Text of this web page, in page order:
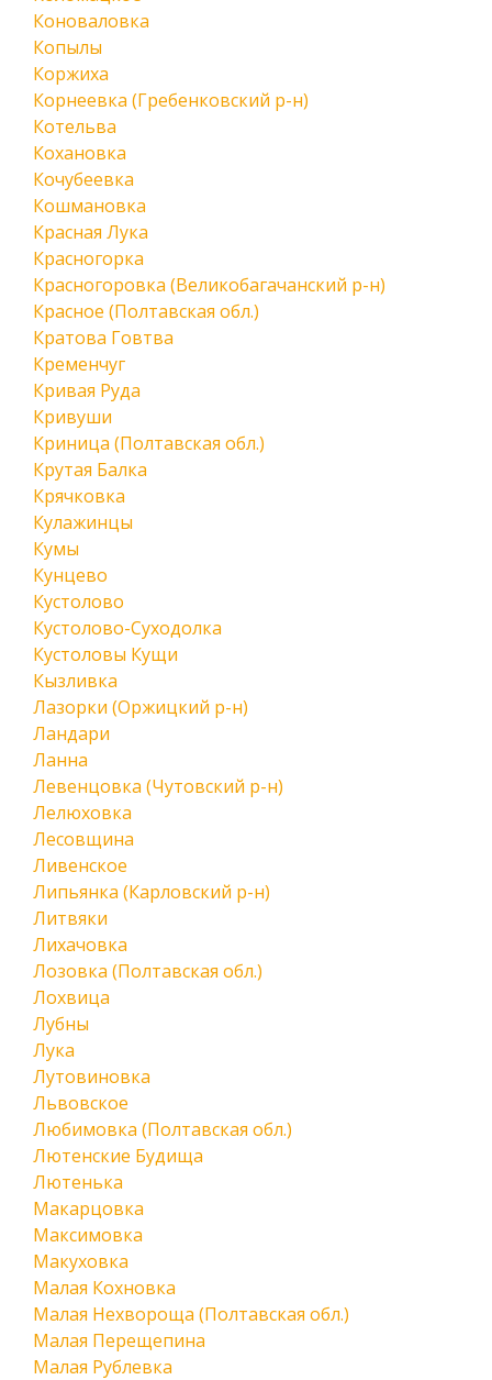
Коноваловка
Копылы
Коржиха
Корнеевка (Гребенковский р-н)
Котельва
Кохановка
Кочубеевка
Кошмановка
Красная Лука
Красногорка
Красногоровка (Великобагачанский р-н)
Красное (Полтавская обл.)
Кратова Говтва
Кременчуг
Кривая Руда
Кривуши
Криница (Полтавская обл.)
Крутая Балка
Крячковка
Кулажинцы
Кумы
Кунцево
Кустолово
Кустолово-Суходолка
Кустоловы Кущи
Кызливка
Лазорки (Оржицкий р-н)
Ландари
Ланна
Левенцовка (Чутовский р-н)
Лелюховка
Лесовщина
Ливенское
Липьянка (Карловский р-н)
Литвяки
Лихачовка
Лозовка (Полтавская обл.)
Лохвица
Лубны
Лука
Лутовиновка
Львовское
Любимовка (Полтавская обл.)
Лютенские Будища
Лютенька
Макарцовка
Максимовка
Макуховка
Малая Кохновка
Малая Нехвороща (Полтавская обл.)
Малая Перещепина
Малая Рублевка